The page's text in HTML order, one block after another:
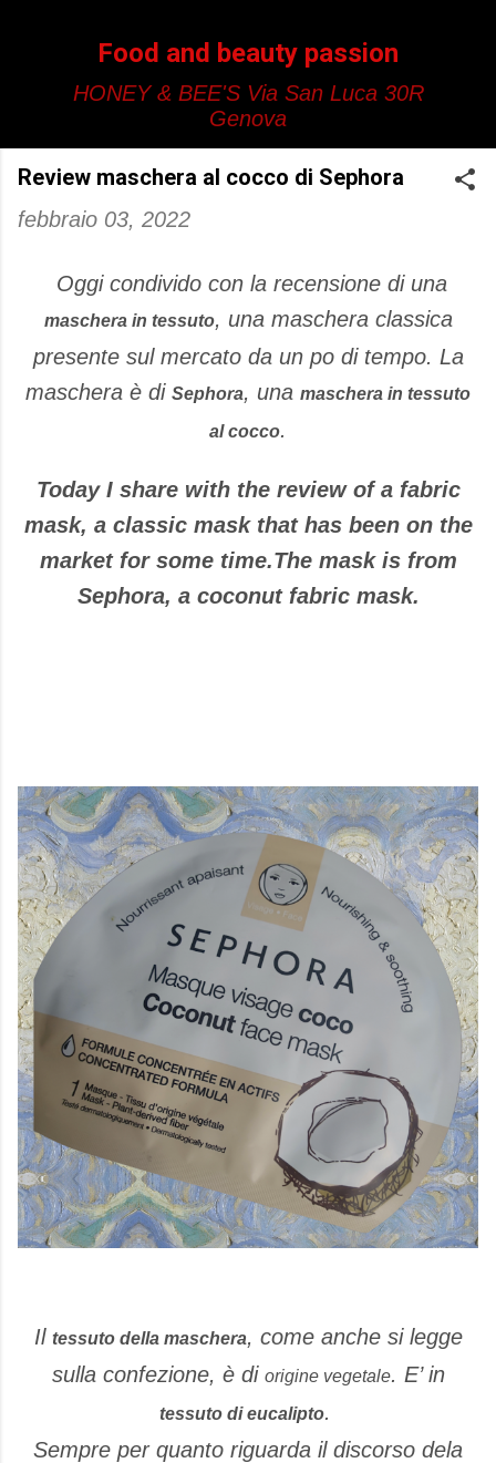
Food and beauty passion
HONEY & BEE'S Via San Luca 30R
Genova
Review maschera al cocco di Sephora
febbraio 03, 2022
Oggi condivido con la recensione di una
maschera in tessuto, una maschera classica
presente sul mercato da un po di tempo. La
maschera è di Sephora, una maschera in tessuto
al cocco.
Today I share with the review of a fabric
mask, a classic mask that has been on the
market for some time.The mask is from
Sephora, a coconut fabric mask.
Il tessuto della maschera, come anche si legge
sulla confezione, è di origine vegetale. E’ in
tessuto di eucalipto.
Sempre per quanto riguarda il discorso dela